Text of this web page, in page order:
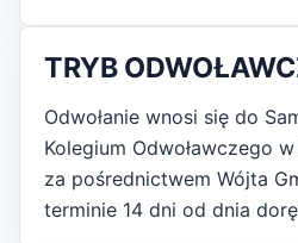
TRYB
Odwołanie wnosi się do
Kolegium Odwoławczego
za pośrednictwem Wójta
terminie 14 dni od dnia